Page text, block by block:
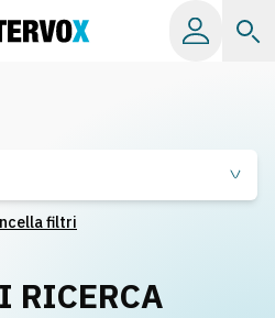
filtri
RICERCA